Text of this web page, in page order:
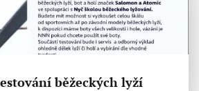
běžeckých lyží